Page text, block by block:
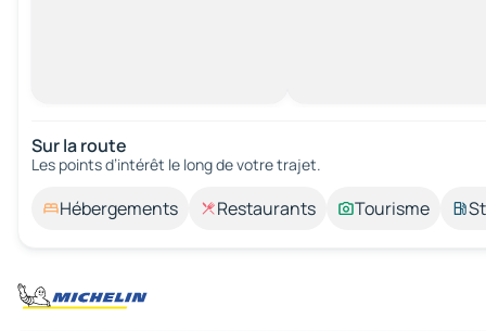
Sur la route
Les points d’intérêt le long de votre trajet.
Hébergements Restaurants Tourisme